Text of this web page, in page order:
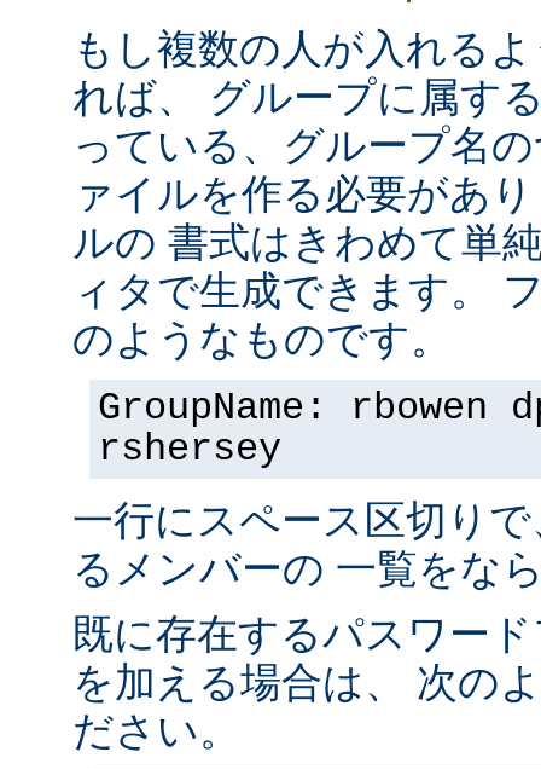
もし複数の人が入れる
れば、 グループに属す
っている、グループ名
ァイルを作る必要があ
ルの 書式はきわめて単
ィタで生成できます。
のようなものです。
GroupName: rbowen
rshersey
一行にスペース区切り
るメンバーの 一覧をな
既に存在するパスワー
を加える場合は、 次の
ださい。